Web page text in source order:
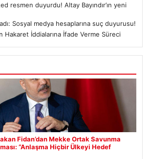
resmen duyurdu! Altay Bayındır’ın yeni
Sosyal medya hesaplarına suç duyurusu!
Hakaret İddialarına İfade Verme Süreci
Fidan’dan Mekke Ortak Savunma
“Anlaşma Hiçbir Ülkeyi Hedef